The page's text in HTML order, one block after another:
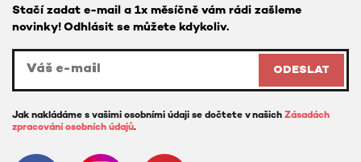
Stačí zadat e-mail a 1x měsíčně vám rádi zašleme
novinky! Odhlásit se můžete kdykoliv.
ODESLAT
Jak nakládáme s vašimi osobními údaji se dočtete v našich Zásadách
zpracování osobních údajů.